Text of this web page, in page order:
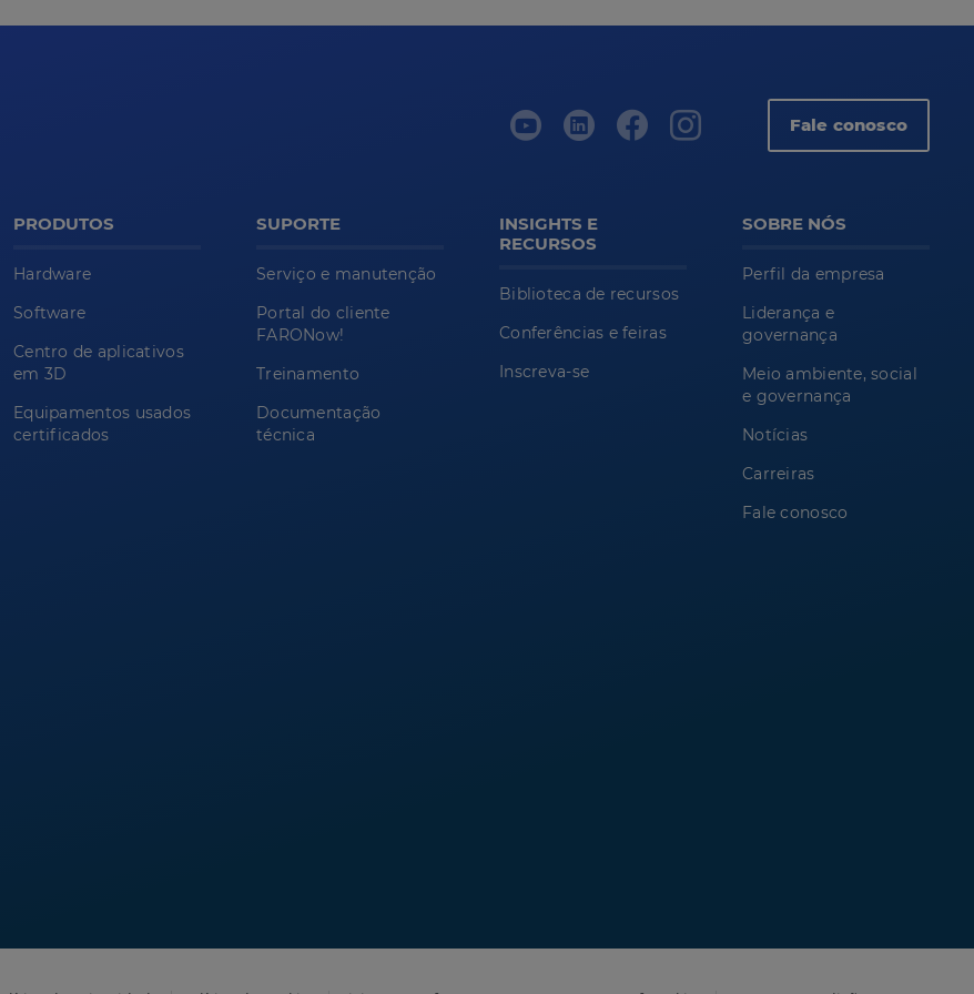
Fale conosco
PRODUTOS
Hardware
Software
Centro de aplicativos
em 3D
Equipamentos usados
certificados
SUPORTE
Serviço e manutenção
Portal do cliente
FARONow!
Treinamento
Documentação
técnica
INSIGHTS E
RECURSOS
Biblioteca de recursos
Conferências e feiras
Inscreva-se
SOBRE NÓS
Perfil da empresa
Liderança e
governança
Meio ambiente, social
e governança
Notícias
Carreiras
Fale conosco